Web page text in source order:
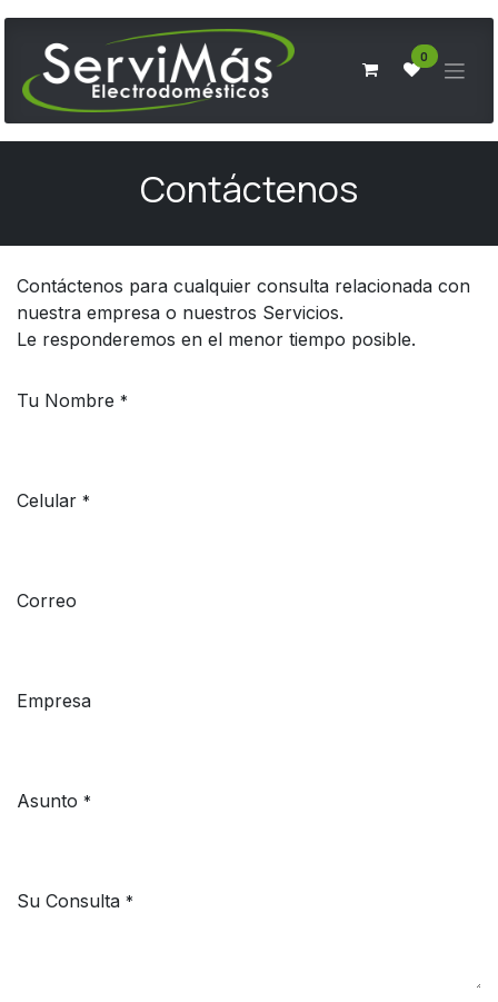
Ir al contenido
0
Contáctenos
Contáctenos para cualquier consulta relacionada con
nuestra empresa o nuestros Servicios.
Le responderemos en el menor tiempo posible.
Tu Nombre *
Celular *
Correo
Empresa
Asunto *
Su Consulta *